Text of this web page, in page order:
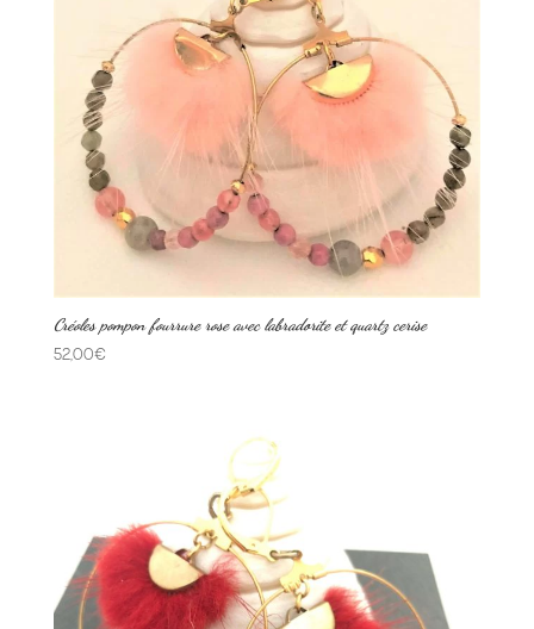
Créoles pompon fourrure rose avec labradorite et quartz cerise
52,00€